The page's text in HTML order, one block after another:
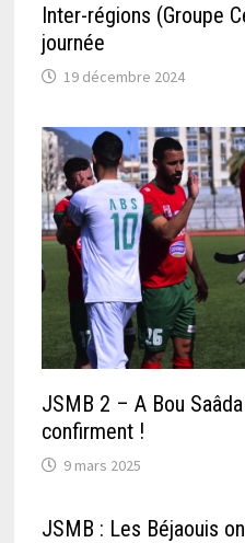
Inter-régions (Groupe
journée
19 décembre 2024
JSMB 2 – A Bou
confirment !
9 mars 2025
JSMB : Les Béjaouis